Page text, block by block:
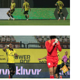
أقسام
الكرة المصرية
الدوري المصري